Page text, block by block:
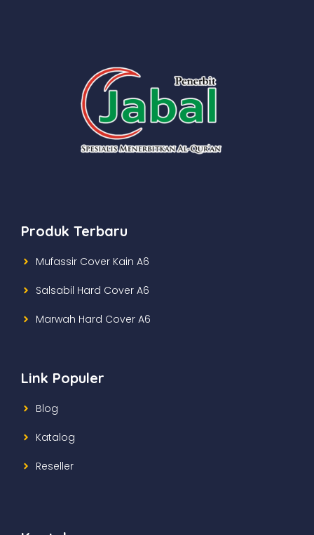
Produk Terbaru
Mufassir Cover Kain A6
Salsabil Hard Cover A6
Marwah Hard Cover A6
Link Populer
Blog
Katalog
Reseller